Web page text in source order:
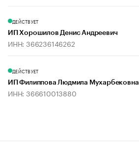
ДЕЙСТВУЕТ
ИП Хорошилов Денис Андреевич
ИНН: 366236146262
ДЕЙСТВУЕТ
ИП Филиппова Людмила Мухарбековна
ИНН: 366610013880